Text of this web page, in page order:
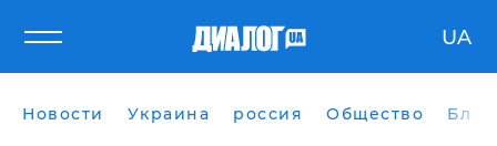
UA
Новости Украина россия Общество